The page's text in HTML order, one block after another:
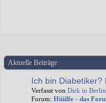
Aktuelle Beiträge
Ich bin Diabetiker?
Verfasst von Dirk in Berlin
Forum: Hiiiilfe - das